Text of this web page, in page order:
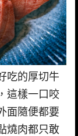
吃的厚切牛
這樣一口咬
面隨便都要
燒肉都只敢